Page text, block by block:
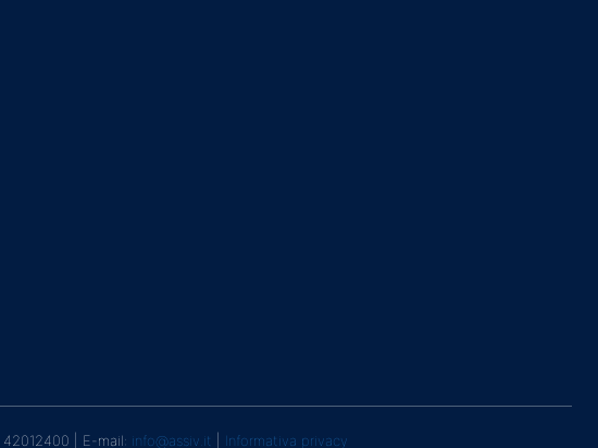
| E-mail: info@assiv.it Informativa privacy